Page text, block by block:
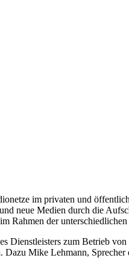
im privaten und
neue Medien durch die
Rahmen der
Dienstleisters zum Betrieb
Dazu Mike Lehmann,